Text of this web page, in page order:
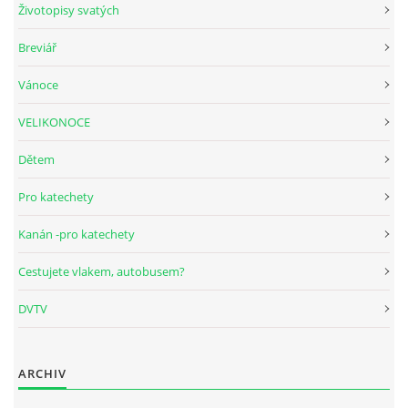
HUDEBNÍ KOUTEK
NÁVŠTĚVNÍ KNIHA
Životopisy svatých
Breviář
Vánoce
VELIKONOCE
Dětem
Pro katechety
Kanán -pro katechety
Cestujete vlakem, autobusem?
DVTV
ARCHIV